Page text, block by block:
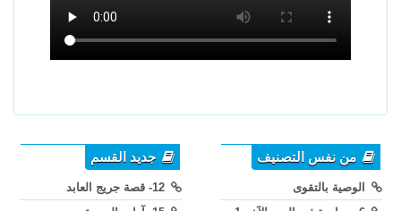
من نفس التصنيف
الوصية بالتقوى
جديد القسم